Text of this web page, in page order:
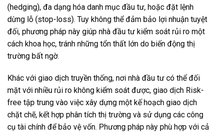
(hedging), đa dạng hóa danh mục đầu tư, hoặc đặt lệnh
dừng lỗ (stop-loss). Tuy không thể đảm bảo lợi nhuận tuyệt
đối, phương pháp này giúp nhà đầu tư kiểm soát rủi ro một
cách khoa học, tránh những tổn thất lớn do biến động thị
trường bất ngờ.
Khác với giao dịch truyền thống, nơi nhà đầu tư có thể đối
mặt với nhiều rủi ro không kiểm soát được, giao dịch Risk-
free tập trung vào việc xây dựng một kế hoạch giao dịch
chặt chẽ, kết hợp phân tích thị trường và sử dụng các công
cụ tài chính để bảo vệ vốn. Phương pháp này phù hợp với cả